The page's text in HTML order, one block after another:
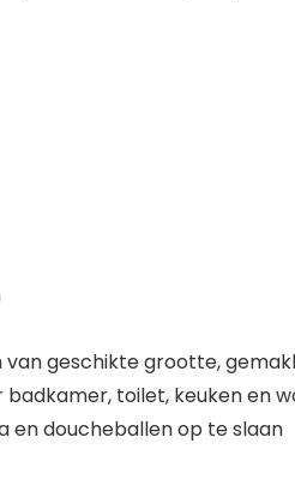
geschikte grootte,
toilet, keuken en
en doucheballen op te slaan